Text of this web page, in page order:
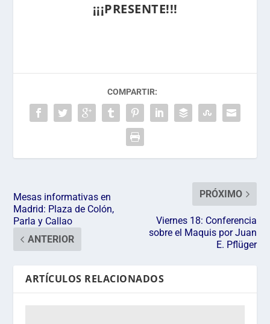
¡¡¡PRESENTE!!!
COMPARTIR:
Mesas informativas en
Madrid: Plaza de Colón,
Parla y Callao
ANTERIOR
PRÓXIMO
Viernes 18: Conferencia
sobre el Maquis por Juan
E. Pflüger
ARTÍCULOS RELACIONADOS